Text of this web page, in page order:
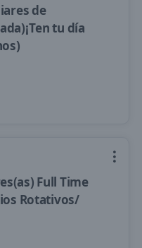
de
tu día
Full Time
Rotativos/